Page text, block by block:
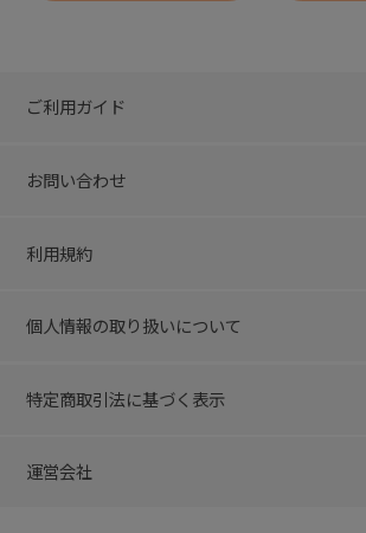
ご利用ガイド
お問い合わせ
利用規約
個人情報の取り扱いについて
特定商取引法に基づく表示
運営会社